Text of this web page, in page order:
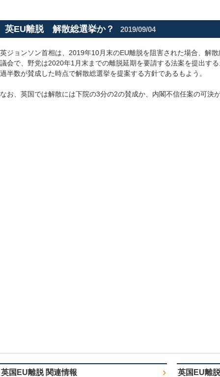
英EU離脱 解散総選挙か？ 2019/09/04
英ジョンソン首相は、2019年10月末のEU離脱を阻害された場合、解
議会で、野党は2020年1月末までの離脱延期を要請する法案を提出す
過半数が賛成した時点で解散総選挙を提案する方針であるもよう。
なお、英国では解散には下院の3分の2の賛成か、内閣不信任案の可決
英国EU離脱 関連情報 英国EU離